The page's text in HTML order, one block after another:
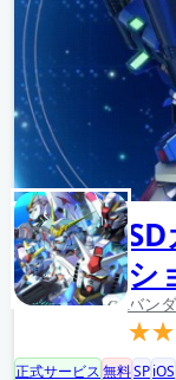
シ
バン
正式サービス無料SPiOS